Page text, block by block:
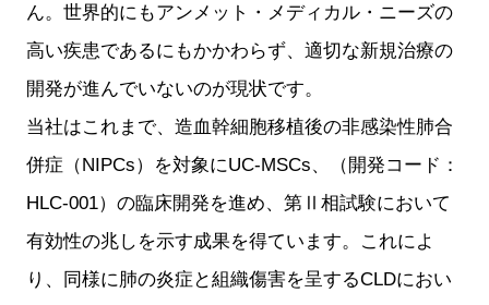
ん。世界的にもアンメット・メディカル・ニーズの
高い疾患であるにもかかわらず、適切な新規治療の
開発が進んでいないのが現状です。
当社はこれまで、造血幹細胞移植後の非感染性肺合
併症（NIPCs）を対象にUC-MSCs、（開発コード：
HLC-001）の臨床開発を進め、第Ⅱ相試験において
有効性の兆しを示す成果を得ています。これによ
り、同様に肺の炎症と組織傷害を呈するCLDにおい